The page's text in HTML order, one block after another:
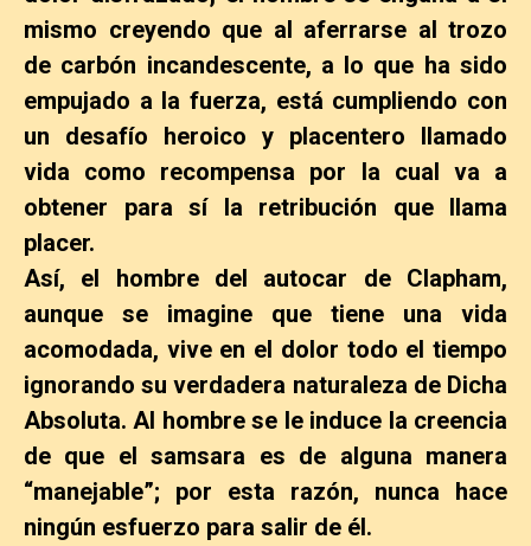
mismo creyendo que al aferrarse al trozo
de carbón incandescente, a lo que ha sido
empujado a la fuerza, está cumpliendo con
un desafío heroico y placentero llamado
vida como recompensa por la cual va a
obtener para sí la retribución que llama
placer.
Así, el hombre del autocar de Clapham,
aunque se imagine que tiene una vida
acomodada, vive en el dolor todo el tiempo
ignorando su verdadera naturaleza de Dicha
Absoluta. Al hombre se le induce la creencia
de que el samsara es de alguna manera
“manejable”; por esta razón, nunca hace
ningún esfuerzo para salir de él.